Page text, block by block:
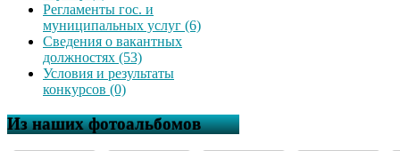
Регламенты гос. и
муниципальных услуг (6)
Сведения о вакантных
должностях (53)
Условия и результаты
конкурсов (0)
Из наших фотоальбомов